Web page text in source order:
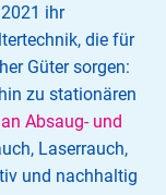
ihr
die für
Güter sorgen:
zu stationären
Absaug- und
Laserrauch,
und nachhaltig